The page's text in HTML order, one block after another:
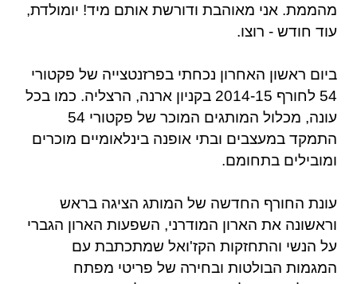
מהממת. אני מאוהבת ודורשת אותם מיד! יומולדת,
עוד חודש - רוצו.
ביום ראשון האחרון נכחתי בפרזנטצייה של פקטורי
54 לחורף 2014-15 בקניון ארנה, הרצליה. כמו בכל
עונה, מכלול המותגים המוכר של פקטורי 54
התמקד במעצבים ובתי אופנה בינלאומיים מוכרים
ומובילים בתחומם.
עונת החורף החדשה של המותג הציגה בראש
וראשונה את הארון המודרני, השפעות הארון הגברי
על הנשי והתחזקות הקז'ואל שמתכתבת עם
המגמות הבולטות ובחירה של פריטי מפתח